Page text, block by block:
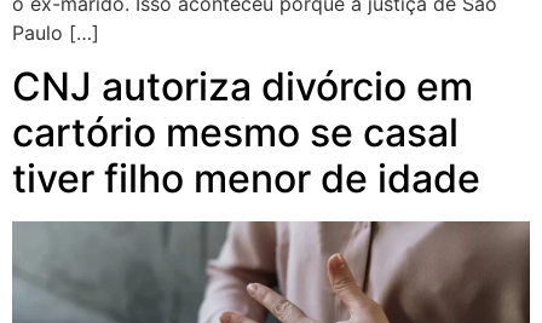
Paulo […]
CNJ autoriza divórcio em
cartório mesmo se casal
tiver filho menor de idade